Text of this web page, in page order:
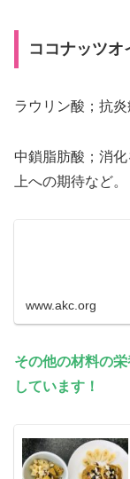
ココナッツオ
ラウリン酸；抗炎
中鎖脂肪酸；消
上への期待など。
www.akc.org
その他の材料の
しています！